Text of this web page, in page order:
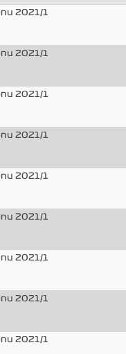
2021/1
2021/1
2021/1
2021/1
2021/1
2021/1
2021/1
2021/1
2021/1